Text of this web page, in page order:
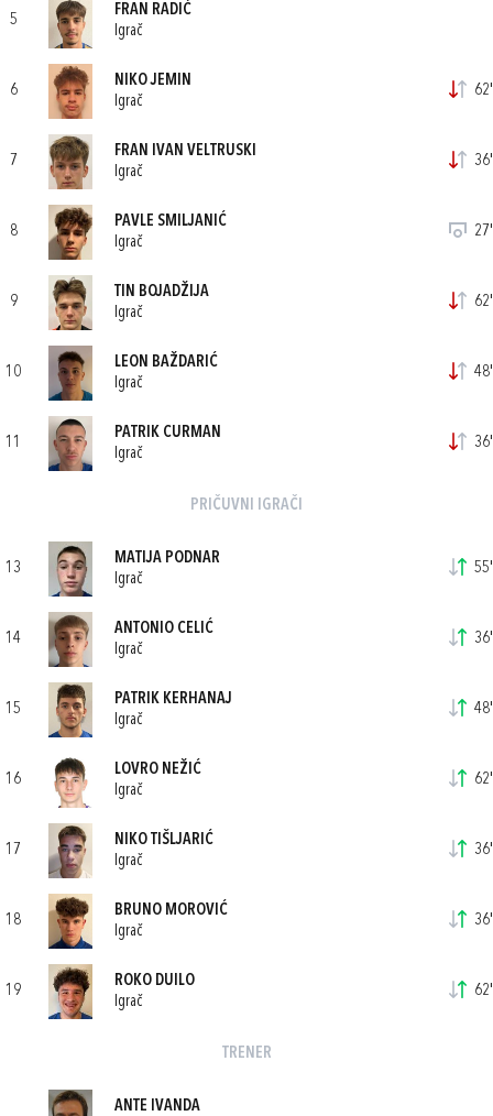
5
FRAN RADIĆ
Igrač
6
NIKO JEMIN
Igrač
62'
7
FRAN IVAN VELTRUSKI
Igrač
36'
8
PAVLE SMILJANIĆ
Igrač
27'
9
TIN BOJADŽIJA
Igrač
62'
10
LEON BAŽDARIĆ
Igrač
48'
11
PATRIK CURMAN
Igrač
36'
PRIČUVNI IGRAČI
13
MATIJA PODNAR
Igrač
55'
14
ANTONIO CELIĆ
Igrač
36'
15
PATRIK KERHANAJ
Igrač
48'
16
LOVRO NEŽIĆ
Igrač
62'
17
NIKO TIŠLJARIĆ
Igrač
36'
18
BRUNO MOROVIĆ
Igrač
36'
19
ROKO DUILO
Igrač
62'
TRENER
ANTE IVANDA